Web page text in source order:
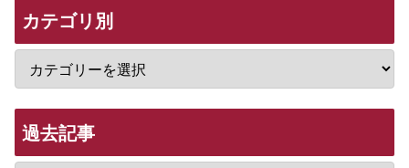
カテゴリ別
過去記事